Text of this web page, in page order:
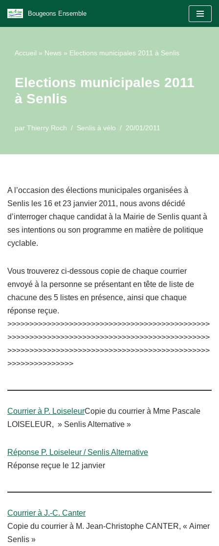
Aller
contenu
Bougeons Ensemble
Accueil » News » Elections municipales 2011 à Senlis
Elections municipales 2011
à Senlis
par Thierry Roch Senlis à vélo 20/01/2011
A l’occasion des élections municipales organisées à
Senlis les 16 et 23 janvier 2011, nous avons décidé
d’interroger chaque candidat à la Mairie de Senlis quant à
ses intentions ou son programme en matière de politique
cyclable.
Vous trouverez ci-dessous copie de chaque courrier
envoyé à la personne se présentant en tête de liste de
chacune des 5 listes en présence, ainsi que chaque
réponse reçue.
>>>>>>>>>>>>>>>>>>>>>>>>>>>>>>>>>>>>>>>>>>>>>>
>>>>>>>>>>>>>>>>>>>>>>>>>>>>>>>>>>>>>>>>>>>>>>
>>>>>>>>>>>>>>>>>>>>>>>>>>>>>>>>>>>>>>>>>>>>>>
>>>>>>>>>>>>>>>
Courrier à P. LoiseleurCopie du courrier à Mme Pascale
LOISELEUR, » Senlis Alternative »
Réponse P. Loiseleur / Senlis Alternative
Réponse reçue le 12 janvier
Courrier à J.-C. Canter
Copie du courrier à M. Jean-Christophe CANTER, « Aimer
Senlis »